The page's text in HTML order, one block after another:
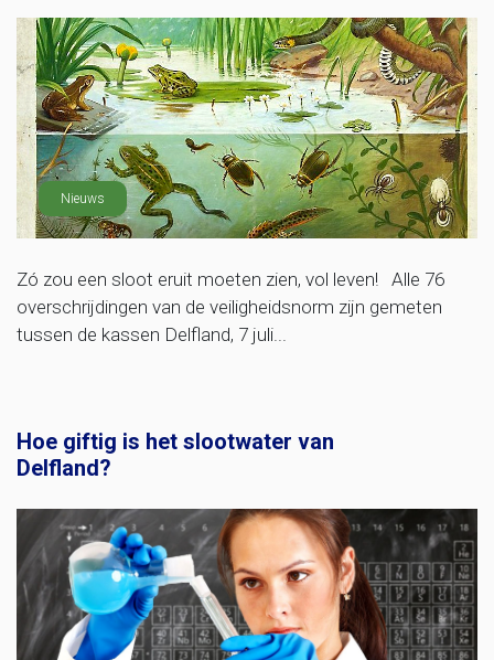
Nieuws
Zó zou een sloot eruit moeten zien, vol leven! Alle 76
overschrijdingen van de veiligheidsnorm zijn gemeten
tussen de kassen Delfland, 7 juli...
Hoe giftig is het slootwater van
Delfland?